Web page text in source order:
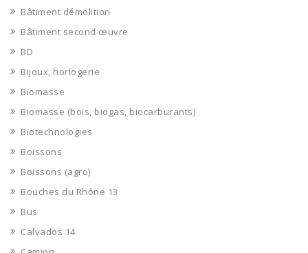
Bâtiment démolition
Bâtiment second œuvre
BD
Bijoux, horlogerie
Biomasse
Biomasse (bois, biogas, biocarburants)
Biotechnologies
Boissons
Boissons (agro)
Bouches du Rhône 13
Bus
Calvados 14